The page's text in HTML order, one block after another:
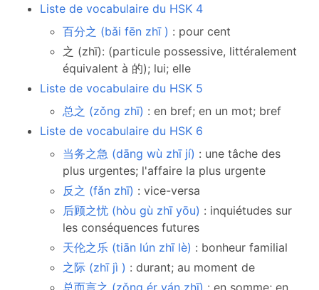
Liste de vocabulaire du HSK 4
百分之 (bǎi fēn zhī ) : pour cent
之 (zhī): (particule possessive, littéralement
équivalent à 的); lui; elle
Liste de vocabulaire du HSK 5
总之 (zǒng zhī) : en bref; en un mot; bref
Liste de vocabulaire du HSK 6
当务之急 (dāng wù zhī jí) : une tâche des
plus urgentes; l'affaire la plus urgente
反之 (fǎn zhī) : vice-versa
后顾之忧 (hòu gù zhī yōu) : inquiétudes sur
les conséquences futures
天伦之乐 (tiān lún zhī lè) : bonheur familial
之际 (zhī jì ) : durant; au moment de
总而言之 (zǒng ér yán zhī) : en somme; en